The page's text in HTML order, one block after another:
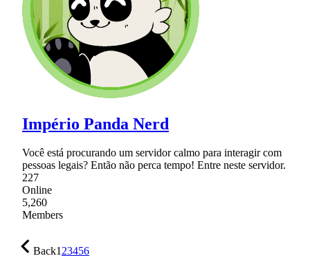
Império Panda Nerd
Você está procurando um servidor calmo para interagir com
pessoas legais? Então não perca tempo! Entre neste servidor.
227
Online
5,260
Members
Back123456